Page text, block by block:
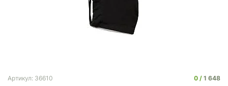
Артикул: 36610 0
1 648